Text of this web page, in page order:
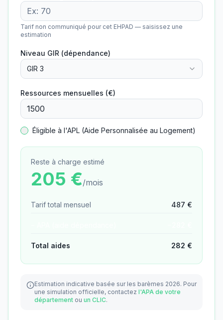
Tarif non communiqué pour cet EHPAD — saisissez une
estimation
Niveau GIR (dépendance)
GIR 3
Ressources mensuelles (€)
Éligible à l'APL (Aide Personnalisée au Logement)
Reste à charge estimé
205 €/mois
Tarif total mensuel 487 €
Total aides 282 €
Estimation indicative basée sur les barèmes 2026. Pour
une simulation officielle, contactez l'APA de votre
département ou un CLIC.